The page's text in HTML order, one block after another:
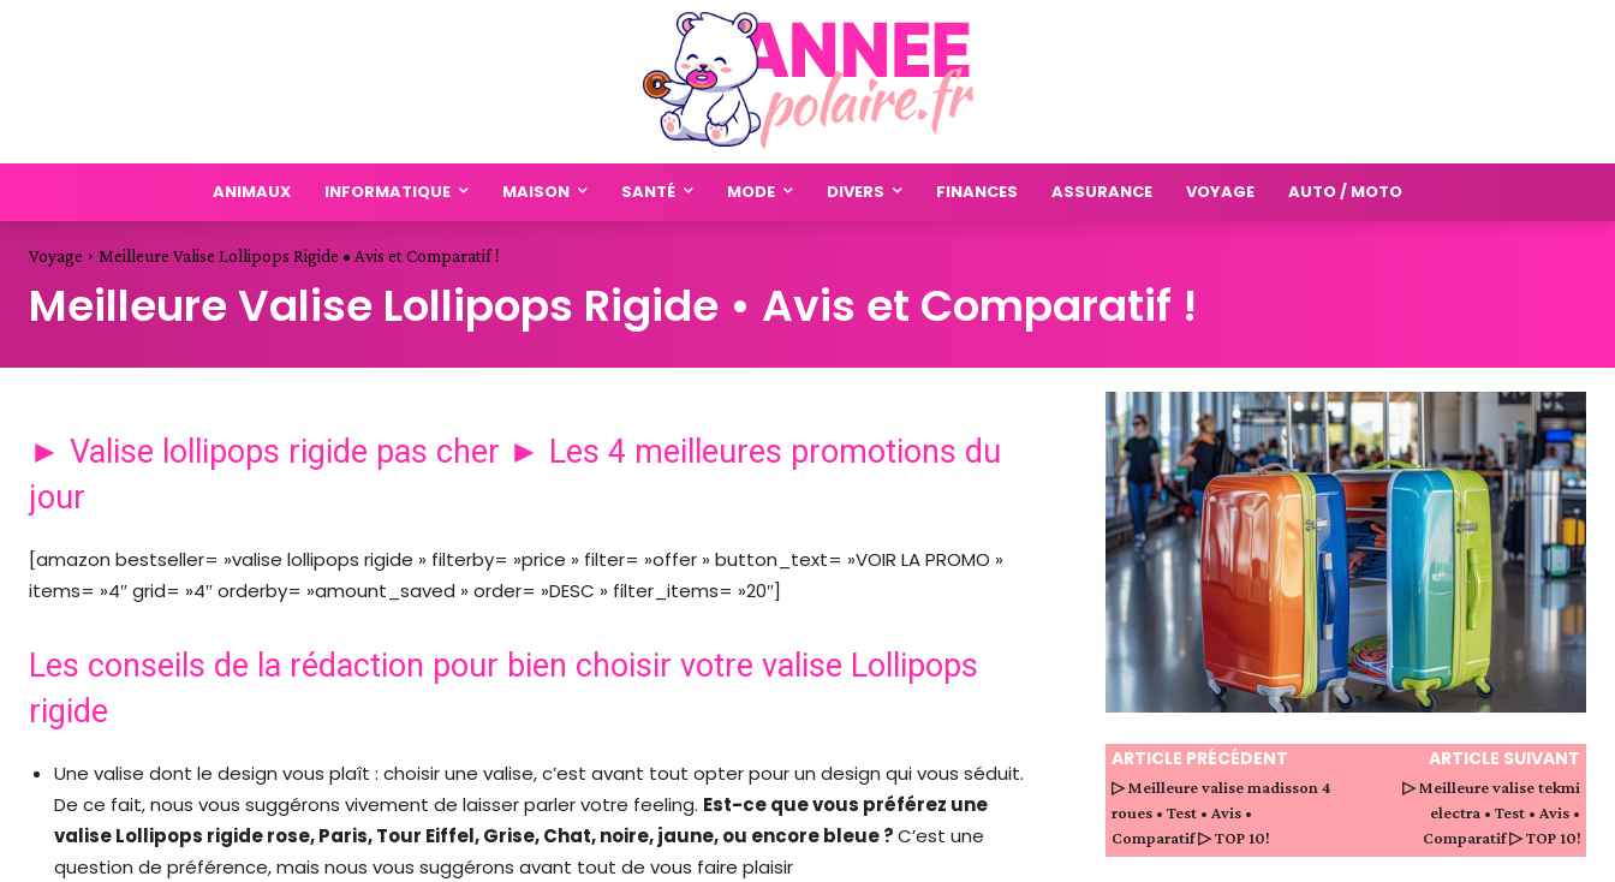
ANIMAUX INFORMATIQUE MAISON SANTÉ MODE DIVERS FINANCES ASSURANCE VOYAGE AUTO / MOTO
Voyage Meilleure Valise Lollipops Rigide • Avis et Comparatif !
Meilleure Valise Lollipops Rigide • Avis et Comparatif !
► Valise lollipops rigide pas cher ► Les 4 meilleures promotions du
jour
[amazon bestseller= »valise lollipops rigide » filterby= »price » filter= »offer » button_text= »VOIR LA PROMO »
items= »4″ grid= »4″ orderby= »amount_saved » order= »DESC » filter_items= »20″]
Les conseils de la rédaction pour bien choisir votre valise Lollipops
rigide
Une valise dont le design vous plaît : choisir une valise, c’est avant tout opter pour un design qui vous séduit.
De ce fait, nous vous suggérons vivement de laisser parler votre feeling. Est-ce que vous préférez une
valise Lollipops rigide rose, Paris, Tour Eiffel, Grise, Chat, noire, jaune, ou encore bleue ?C’est une
question de préférence, mais nous vous suggérons avant tout de vous faire plaisir
ARTICLE PRÉCÉDENT
▷ Meilleure valise madisson 4
roues • Test • Avis •
Comparatif ▷ TOP 10!
ARTICLE SUIVANT
▷ Meilleure valise tekmi
electra • Test • Avis •
Comparatif ▷ TOP 10!